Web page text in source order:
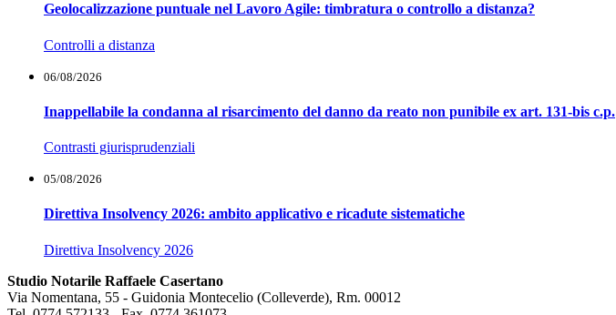
Geolocalizzazione puntuale nel Lavoro Agile: timbratura o controllo a distanza?
Controlli a distanza
06/08/2026
Inappellabile la condanna al risarcimento del danno da reato non punibile ex art. 131-bis c.p.
Contrasti giurisprudenziali
05/08/2026
Direttiva Insolvency 2026: ambito applicativo e ricadute sistematiche
Direttiva Insolvency 2026
Studio Notarile Raffaele Casertano
Via Nomentana, 55 - Guidonia Montecelio (Colleverde), Rm. 00012